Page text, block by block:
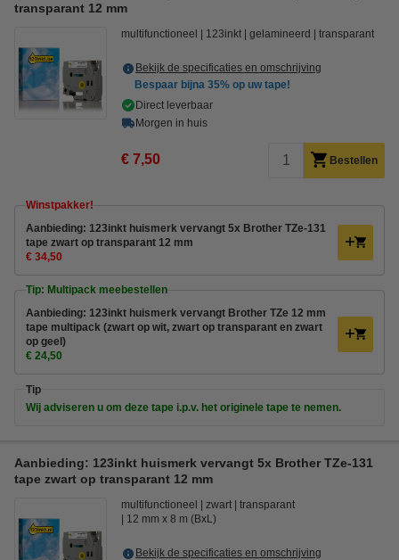
transparant 12 mm
multifunctioneel 123inkt gelamineerd transparant
Bekijk de specificaties en omschrijving
Bespaar bijna 35% op uw tape!
Direct leverbaar
Morgen in huis
€ 7,50 Bestellen
Winstpakker!
Aanbieding: 123inkt huismerk vervangt 5x Brother TZe-131
tape zwart op transparant 12 mm
€ 34,50
Tip: Multipack meebestellen
Aanbieding: 123inkt huismerk vervangt Brother TZe 12 mm
tape multipack (zwart op wit, zwart op transparant en zwart
op geel)
€ 24,50
Tip
Wij adviseren u om deze tape i.p.v. het originele tape te nemen.
Aanbieding: 123inkt huismerk vervangt 5x Brother TZe-131
tape zwart op transparant 12 mm
multifunctioneel zwart
transparant
12 mm x 8 m (BxL)
Bekijk de specificaties en omschrijving